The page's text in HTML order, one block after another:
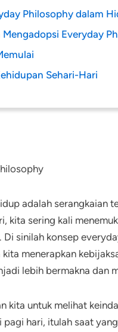
Philosophy dalam
Everyday
Sehari-Hari
adalah serangkaian
kita sering kali
Di sinilah konsep
menerapkan
lebih bermakna dan
kita untuk melihat
hari, itulah saat